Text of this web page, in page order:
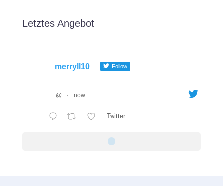
Letztes Angebot
merryll10 Follow
@ · now
Twitter